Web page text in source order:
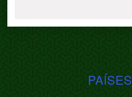
PAÍSES